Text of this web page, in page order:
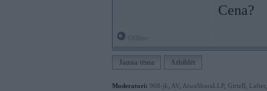
Cena?
Jauna tēma Atbildēt
Moderatori: 968-jk AV AiwaShuraLLP, GirtzB Lafter